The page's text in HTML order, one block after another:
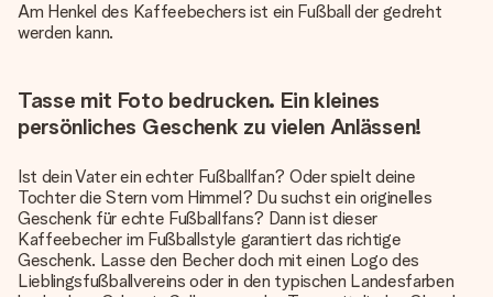
Am Henkel des Kaffeebechers ist ein Fußball der gedreht
werden kann.
Tasse mit Foto bedrucken. Ein kleines
persönliches Geschenk zu vielen Anlässen!
Ist dein Vater ein echter Fußballfan? Oder spielt deine
Tochter die Stern vom Himmel? Du suchst ein originelles
Geschenk für echte Fußballfans? Dann ist dieser
Kaffeebecher im Fußballstyle garantiert das richtige
Geschenk. Lasse den Becher doch mit einen Logo des
Lieblingsfußballvereins oder in den typischen Landesfarben